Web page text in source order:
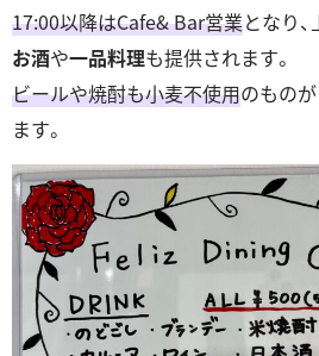
17:00以降はCafe& Bar営業となり
お酒や一品料理も提供されます。
ビールや焼酎も小麦不使用のもの
ます。